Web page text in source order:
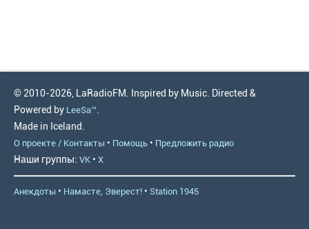
© 2010-2026, LaRadioFM. Inspired by Music. Directed &
Powered by LeeSa™.
Made in Iceland.
О проекте / Контакты • Помощь • Предложить радио
Наши группы: VK • X
Анекдоты • Намасте, Эверест! • Station 1945